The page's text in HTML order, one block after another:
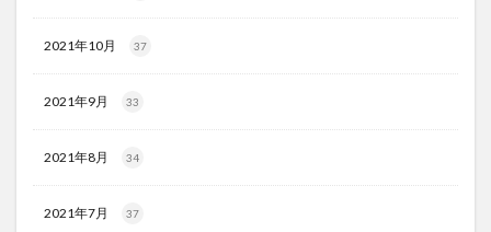
2021年10月 37
2021年9月 33
2021年8月 34
2021年7月 37